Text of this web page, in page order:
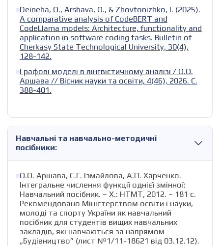
Deineha, O., Arshava, O., & Zhovtonizhko, I. (2025).
A comparative analysis of CodeBERT and
CodeLlama models: Architecture, functionality and
application in software coding tasks. Bulletin of
Cherkasy State Technological University, 30(4),
128-142.
Графові моделі в лінгвістичному аналізі / О.О.
Аршава // Вісник науки та освіти, 4(46), 2026. С.
388-401.
Навчальні та навчально-методичні
посібники:
О.О. Аршава, С.Г. Ізмайлова, А.П. Харченко.
Інтегральне числення функції однієї змінної:
Навчальний посібник. – Х.: НТМТ, 2012. – 181 с.
Рекомендовано Міністерством освіти і науки,
молоді та спорту України як навчальний
посібник для студентів вищих навчальних
закладів, які навчаються за напрямом
„Будівництво” (лист №1/11-18621 від 03.12.12).